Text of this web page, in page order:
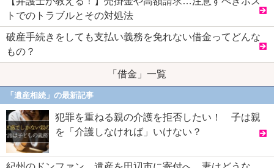
トでのトラブルとその対処法
破産手続きをしても支払い義務を免れない借金ってどんな
もの？
「借金」一覧
「遺産相続」の最新記事
犯罪を重ねる親の介護を拒否したい！ 子は親
を「介護しなければ」いけない？